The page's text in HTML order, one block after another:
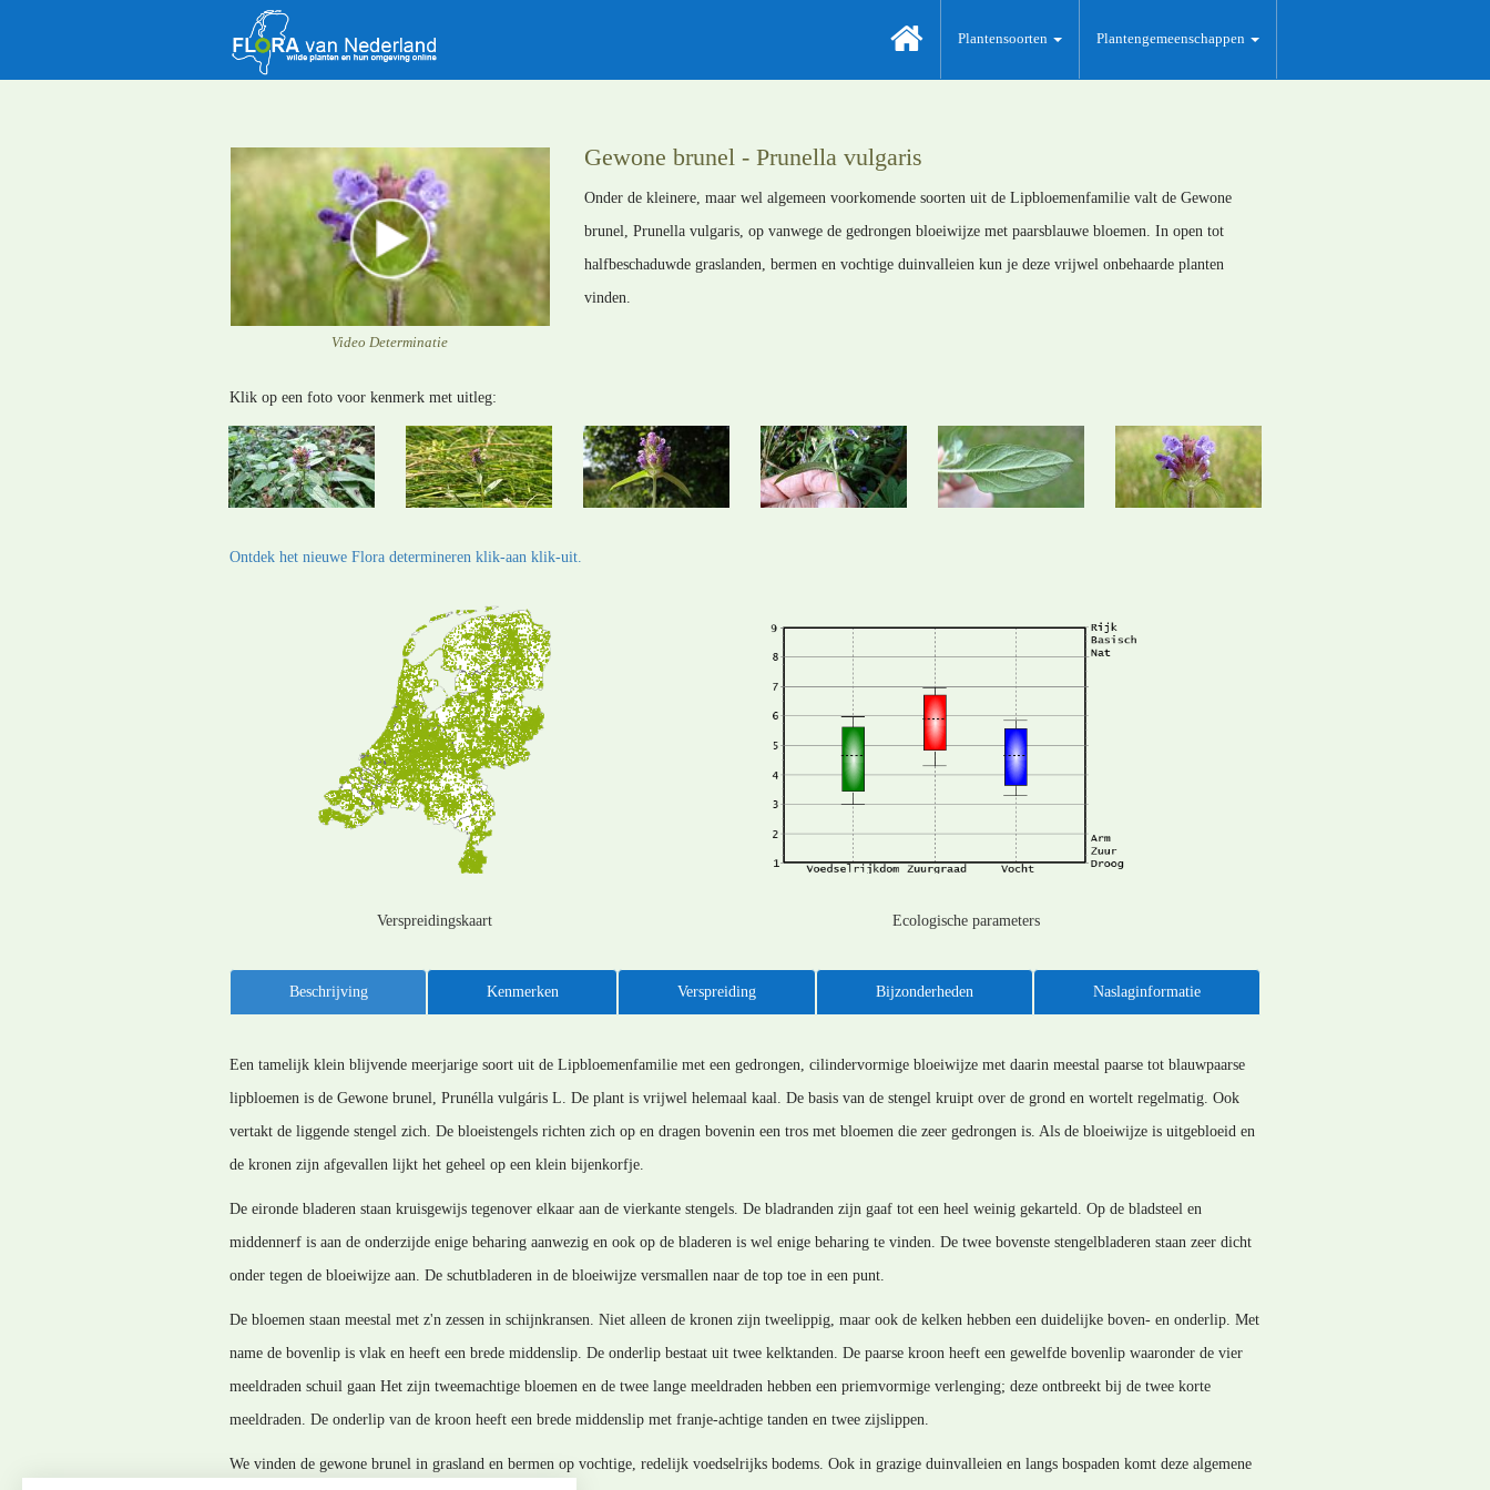
Plantensoorten Plantengemeenschappen
Video Determinatie
Gewone brunel - Prunella vulgaris
Onder de kleinere, maar wel algemeen voorkomende soorten uit de Lipbloemenfamilie valt de Gewone
brunel, Prunella vulgaris, op vanwege de gedrongen bloeiwijze met paarsblauwe bloemen. In open tot
halfbeschaduwde graslanden, bermen en vochtige duinvalleien kun je deze vrijwel onbehaarde planten
vinden.
Klik op een foto voor kenmerk met uitleg:
Ontdek het nieuwe Flora determineren klik-aan klik-uit.
Verspreidingskaart Ecologische parameters
Beschrijving Kenmerken Verspreiding Bijzonderheden Naslaginformatie
Een tamelijk klein blijvende meerjarige soort uit de Lipbloemenfamilie met een gedrongen, cilindervormige bloeiwijze met daarin meestal paarse tot blauwpaarse
lipbloemen is de Gewone brunel, Prunélla vulgáris L. De plant is vrijwel helemaal kaal. De basis van de stengel kruipt over de grond en wortelt regelmatig. Ook
vertakt de liggende stengel zich. De bloeistengels richten zich op en dragen bovenin een tros met bloemen die zeer gedrongen is. Als de bloeiwijze is uitgebloeid en
de kronen zijn afgevallen lijkt het geheel op een klein bijenkorfje.
De eironde bladeren staan kruisgewijs tegenover elkaar aan de vierkante stengels. De bladranden zijn gaaf tot een heel weinig gekarteld. Op de bladsteel en
middennerf is aan de onderzijde enige beharing aanwezig en ook op de bladeren is wel enige beharing te vinden. De twee bovenste stengelbladeren staan zeer dicht
onder tegen de bloeiwijze aan. De schutbladeren in de bloeiwijze versmallen naar de top toe in een punt.
De bloemen staan meestal met z'n zessen in schijnkransen. Niet alleen de kronen zijn tweelippig, maar ook de kelken hebben een duidelijke boven- en onderlip. Met
name de bovenlip is vlak en heeft een brede middenslip. De onderlip bestaat uit twee kelktanden. De paarse kroon heeft een gewelfde bovenlip waaronder de vier
meeldraden schuil gaan Het zijn tweemachtige bloemen en de twee lange meeldraden hebben een priemvormige verlenging; deze ontbreekt bij de twee korte
meeldraden. De onderlip van de kroon heeft een brede middenslip met franje-achtige tanden en twee zijslippen.
We vinden de gewone brunel in grasland en bermen op vochtige, redelijk voedselrijks bodems. Ook in grazige duinvalleien en langs bospaden komt deze algemene